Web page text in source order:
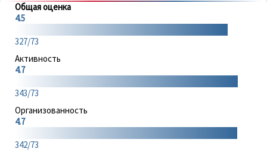
Общая оценка
4.5
327/73
Активность
4.7
343/73
Организованность
4.7
342/73